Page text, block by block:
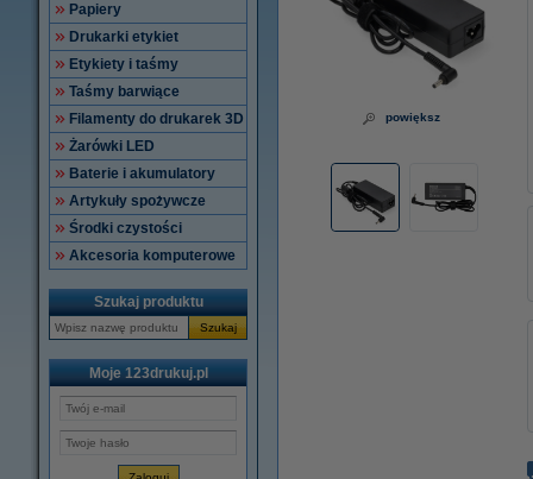
Papiery
Drukarki etykiet
Etykiety i taśmy
Taśmy barwiące
Filamenty do drukarek 3D
Żarówki LED
Baterie i akumulatory
Artykuły spożywcze
Środki czystości
Akcesoria komputerowe
Szukaj produktu
Szukaj
Moje 123drukuj.pl
powiększ